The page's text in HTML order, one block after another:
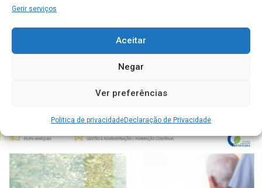
Gerir serviços
Aceitar
Negar
Ver preferências
Politica de privacidadeDeclaração de Privacidade
3- Gestão de Lares e Serviços